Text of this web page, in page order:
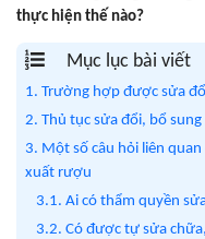
thực hiện thế nào?
Mục lục bài viết
1. Trường hợp được sửa
2. Thủ tục sửa đổi, bổ
3. Một số câu hỏi liên
xuất rượu
3.1. Ai có thẩm quyền
3.2. Có được tự sửa